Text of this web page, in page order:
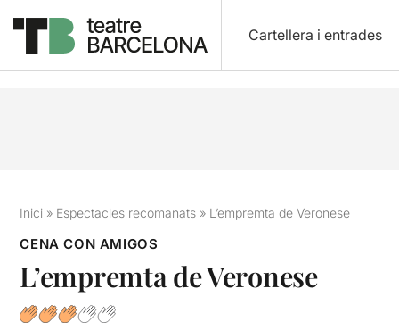
Cartellera i entrades
Inici » Espectacles recomanats » L’empremta de Veronese
CENA CON AMIGOS
L’empremta de Veronese